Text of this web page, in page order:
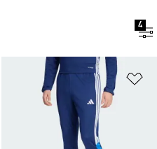
4
a la lista de deseos